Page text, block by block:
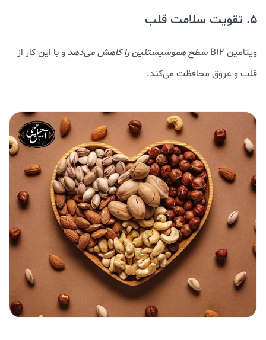
5. تقویت سلامت قلب
ویتامین B12 سطح هموسیستئین را کاهش می‌دهد و با این کار از
قلب و عروق محافظت می‌کند.